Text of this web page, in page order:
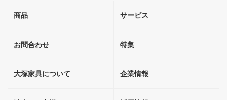
商品 サービス
お問合わせ 特集
大塚家具について 企業情報